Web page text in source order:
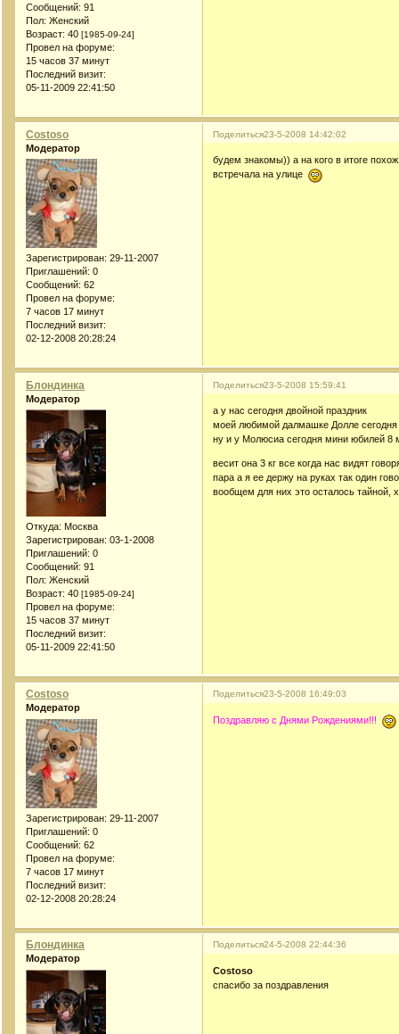
Сообщений: 91
Пол: Женский
Возраст: 40 [1985-09-24]
Провел на форуме:
15 часов 37 минут
Последний визит:
05-11-2009 22:41:50
Поделиться23-5-2008 14:42:02
Costoso
Модератор
Зарегистрирован: 29-11-2007
Приглашений: 0
Сообщений: 62
Провел на форуме:
7 часов 17 минут
Последний визит:
02-12-2008 20:28:24
будем знакомы)) а на кого в итоге
встречала на улице
Поделиться23-5-2008 15:59:41
Блондинка
Модератор
Откуда: Москва
Зарегистрирован: 03-1-2008
Приглашений: 0
Сообщений: 91
Пол: Женский
Возраст: 40 [1985-09-24]
Провел на форуме:
15 часов 37 минут
Последний визит:
05-11-2009 22:41:50
а у нас сегодня двойной праздник
моей любимой далмашке Долле сегодня
ну и у Молюсиа сегодня мини юбилей 8
весит она 3 кг все когда нас видят
пара а я ее держу на руках так один
вообщем для них это осталось тайной,
Поделиться23-5-2008 16:49:03
Costoso
Модератор
Зарегистрирован: 29-11-2007
Приглашений: 0
Сообщений: 62
Провел на форуме:
7 часов 17 минут
Последний визит:
02-12-2008 20:28:24
Поздравляю с Днями Рождениями!!!
Поделиться24-5-2008 22:44:36
Блондинка
Модератор
Costoso
спасибо за поздравления